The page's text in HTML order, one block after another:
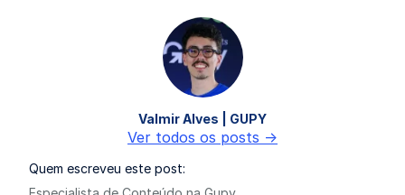
Valmir Alves | GUPY
Ver todos os posts ->
Quem escreveu este post: